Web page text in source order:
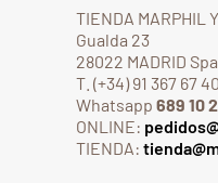
TIENDA MARPHIL
Gualda 23
28022 MADRID
T. (+34) 91 367 67 40
Whatsapp 689 10
ONLINE:
TIENDA: